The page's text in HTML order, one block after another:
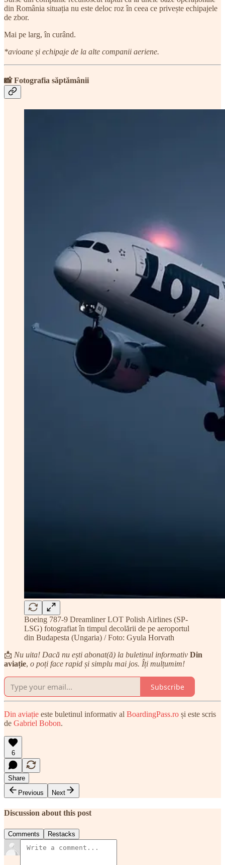
din România situația nu este deloc roz în ceea ce privește echipajele
de zbor.
Mai pe larg, în curând.
*avioane și echipaje de la alte companii aeriene.
📸 Fotografia săptămânii
Boeing 787-9 Dreamliner LOT Polish Airlines (SP-
LSG) fotografiat în timpul decolării de pe aeroportul
din Budapesta (Ungaria) / Foto: Gyula Horvath
📩 Nu uita! Dacă nu ești abonat(ă) la buletinul informativ Din
aviație, o poți face rapid și simplu mai jos. Îți mulțumim!
Subscribe
Din aviație este buletinul informativ al BoardingPass.ro și este scris
de Gabriel Bobon.
6
Share
Previous
Next
Discussion about this post
Comments Restacks